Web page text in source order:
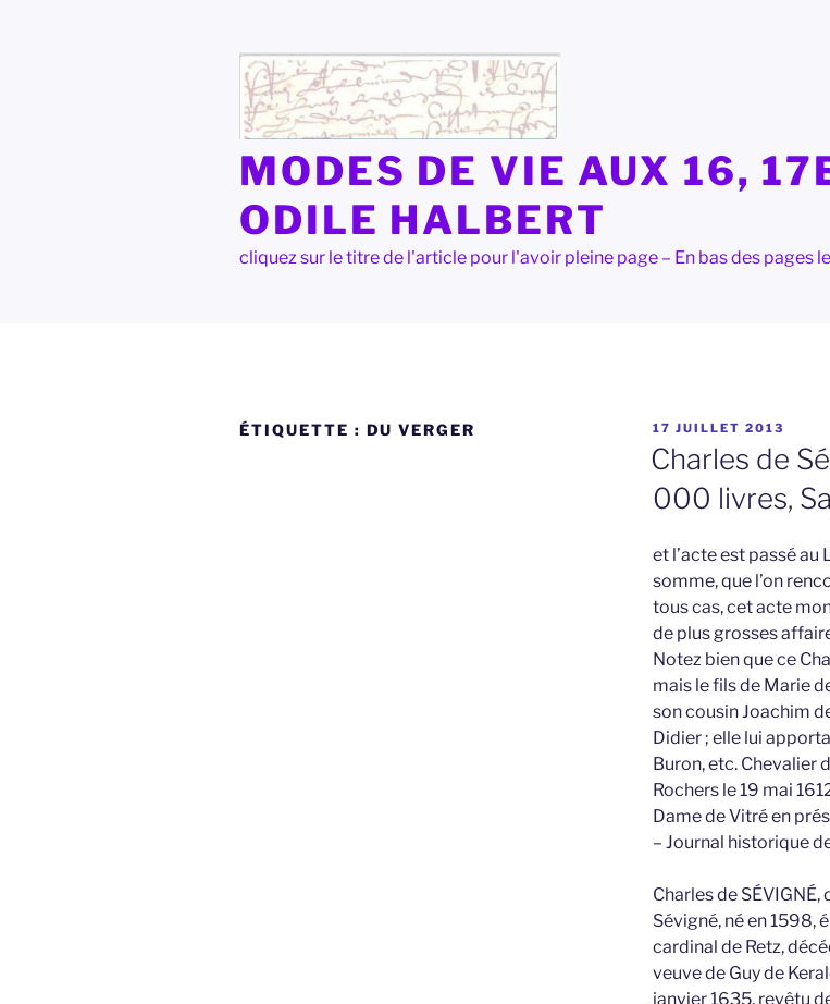
MODES DE VIE AUX 16,
ODILE HALBERT
cliquez sur le titre de l'article pour l'avoir pleine page – En bas des pages
ÉTIQUETTE : DU VERGER
PUBLIÉ
LE
17 JUILLET 2013
Charles de
000 livres,
et l’acte est passé
somme, que l’on
tous cas, cet acte
de plus grosses
Notez bien que ce
mais le fils de Marie
son cousin Joachim
Didier ; elle lui
Buron, etc. Chevalier
Rochers le 19 mai
Dame de Vitré en
– Journal historique
Charles de
Sévigné, né en 1598,
cardinal de Retz,
veuve de Guy de
janvier 1635, revêtu